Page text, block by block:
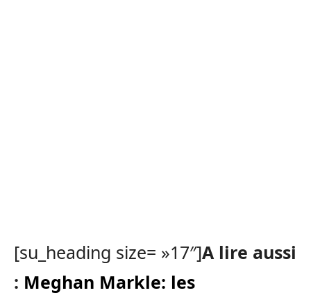
[su_heading size= »17″]A lire aussi
: Meghan Markle: les